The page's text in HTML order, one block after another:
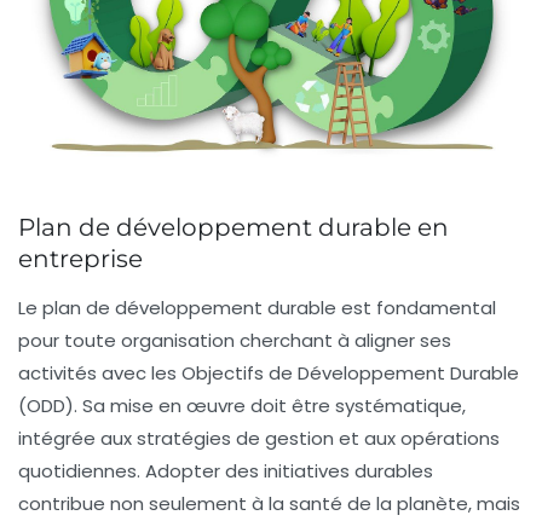
Plan de développement durable en
entreprise
Le plan de développement durable est fondamental
pour toute organisation cherchant à aligner ses
activités avec les Objectifs de Développement Durable
(ODD). Sa mise en œuvre doit être systématique,
intégrée aux stratégies de gestion et aux opérations
quotidiennes. Adopter des initiatives durables
contribue non seulement à la santé de la planète, mais